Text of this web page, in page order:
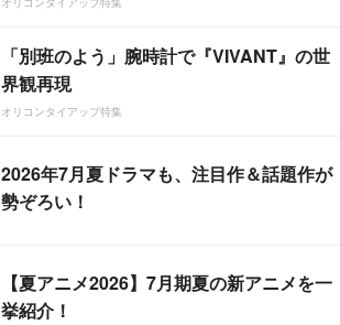
「別班のよう」腕時計で『VIVANT』の世
界観再現
オリコンタイアップ特集
2026年7月夏ドラマも、注目作＆話題作が
勢ぞろい！
【夏アニメ2026】7月期夏の新アニメを一
挙紹介！